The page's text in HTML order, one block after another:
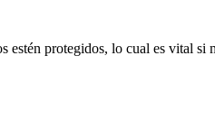
estén protegidos, lo cual es vital